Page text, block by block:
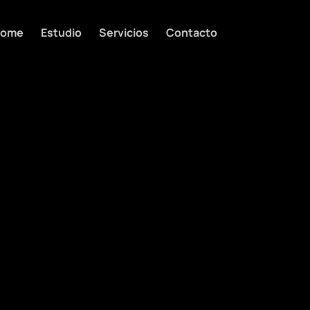
Estudio Servicios Contacto